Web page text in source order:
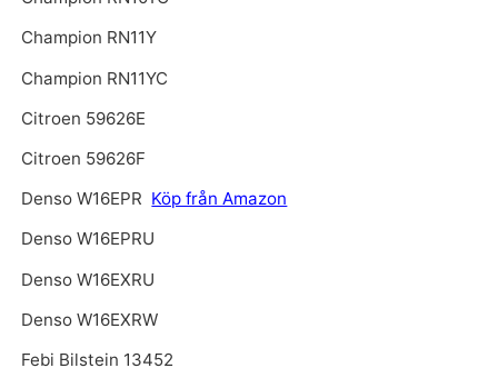
Champion RN11Y
Champion RN11YC
Citroen 59626E
Citroen 59626F
Denso W16EPR Köp från Amazon
Denso W16EPRU
Denso W16EXRU
Denso W16EXRW
Febi Bilstein 13452